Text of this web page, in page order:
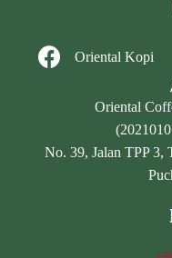
Oriental Kopi
Oriental
No. 39, Jalan TPP 3,